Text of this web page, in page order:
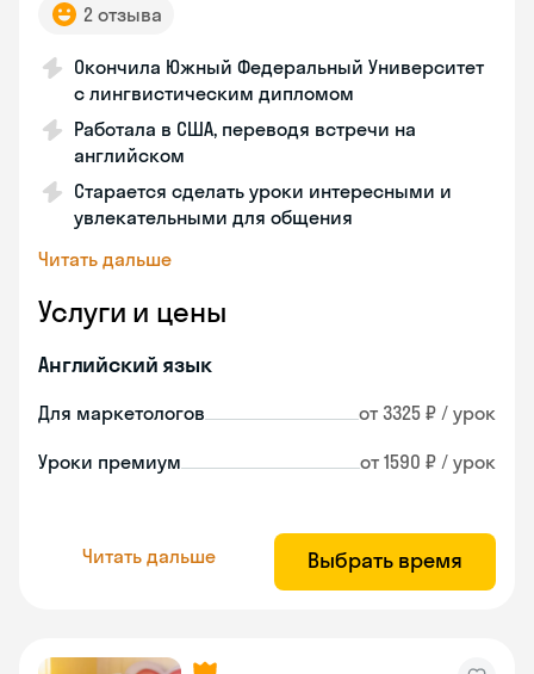
2 отзыва
Окончила Южный Федеральный Университет
с лингвистическим дипломом
Работала в США, переводя встречи на
английском
Старается сделать уроки интересными и
увлекательными для общения
Читать дальше
Услуги и цены
Английский язык
Для маркетологов от 3325 ₽ / урок
Уроки премиум от 1590 ₽ / урок
Читать дальше Выбрать время